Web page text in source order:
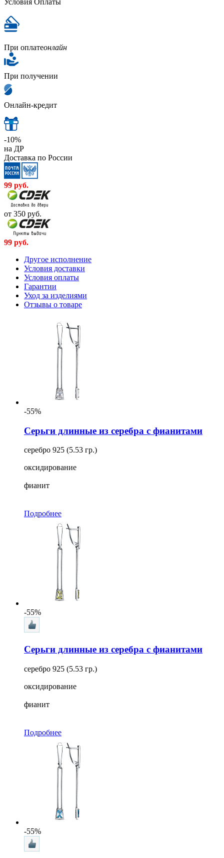
Условия Оплаты
При оплатеонлайн
При получении
Онлайн-кредит
-10%
на ДР
Доставка по России
99 руб.
от 350 руб.
99 руб.
Другое исполнение
Условия доставки
Условия оплаты
Гарантии
Уход за изделиями
Отзывы о товаре
-55%
Серьги длинные из серебра с фианитами
серебро 925 (5.53 гр.)
оксидирование
фианит
Подробнее
-55%
Серьги длинные из серебра с фианитами
серебро 925 (5.53 гр.)
оксидирование
фианит
Подробнее
-55%